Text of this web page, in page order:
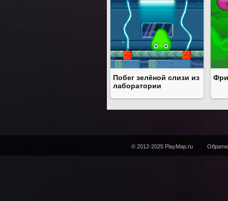
Побег зелёной слизи из
лаборатории
© 2012-2025 PlayMap.ru